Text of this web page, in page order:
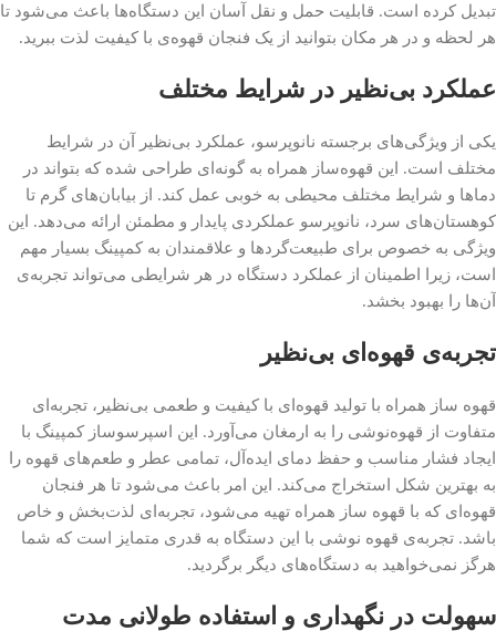
تبدیل کرده است. قابلیت حمل و نقل آسان این دستگاه‌ها باعث می‌شود تا
هر لحظه و در هر مکان بتوانید از یک فنجان قهوه‌ی با کیفیت لذت ببرید.
عملکرد بی‌نظیر در شرایط مختلف
یکی از ویژگی‌های برجسته نانوپرسو، عملکرد بی‌نظیر آن در شرایط
مختلف است. این قهوه‌ساز همراه به گونه‌ای طراحی شده که بتواند در
دماها و شرایط مختلف محیطی به خوبی عمل کند. از بیابان‌های گرم تا
کوهستان‌های سرد، نانوپرسو عملکردی پایدار و مطمئن ارائه می‌دهد. این
ویژگی به خصوص برای طبیعت‌گردها و علاقمندان به کمپینگ بسیار مهم
است، زیرا اطمینان از عملکرد دستگاه در هر شرایطی می‌تواند تجربه‌ی
آن‌ها را بهبود بخشد.
تجربه‌ی قهوه‌ای بی‌نظیر
قهوه ساز همراه با تولید قهوه‌ای با کیفیت و طعمی بی‌نظیر، تجربه‌ای
متفاوت از قهوه‌نوشی را به ارمغان می‌آورد. این اسپرسوساز کمپینگ با
ایجاد فشار مناسب و حفظ دمای ایده‌آل، تمامی عطر و طعم‌های قهوه را
به بهترین شکل استخراج می‌کند. این امر باعث می‌شود تا هر فنجان
قهوه‌ای که با قهوه ساز همراه تهیه می‌شود، تجربه‌ای لذت‌بخش و خاص
باشد. تجربه‌ی قهوه نوشی با این دستگاه به قدری متمایز است که شما
هرگز نمی‌خواهید به دستگاه‌های دیگر برگردید.
سهولت در نگهداری و استفاده طولانی مدت